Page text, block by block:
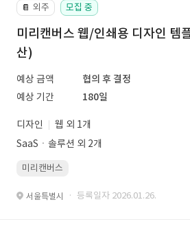
📔 외주 모집 중
미리캔버스 웹/인쇄용 디자인 템
산)
예상 금액
협의 후 결정
예상 기간
180일
디자인
웹 외 1개
SaaSㆍ솔루션 외 2개
미리캔버스
서울특별시 · 등록일자 2026.01.26.